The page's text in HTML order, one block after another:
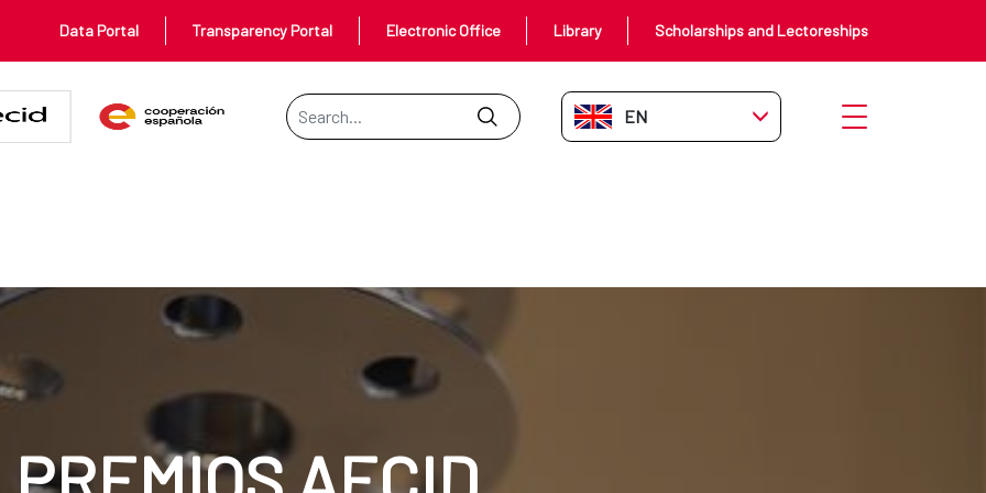
Data Portal Transparency Portal Electronic Office Library Scholarships and Lectoreships
Search Bar
EN-GB Open menu